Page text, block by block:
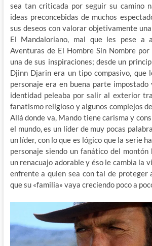
sea tan criticada por seguir su camino
ideas preconcebidas de muchos
sus deseos con valorar objetivamente
El Mandaloriano, mal que les pese a
Aventuras de El Hombre Sin Nombre por
una de sus inspiraciones; desde un
Djinn Djarin era un tipo compasivo, que
personaje era en buena parte impostado
identidad peleaba por salir al exterior
fanatismo religioso y algunos complejos
Allá donde va, Mando tiene carisma y
el mundo, es un líder de muy pocas
un líder, con lo que es lógico que la serie
personaje siendo un fanático del montón
un renacuajo adorable y éso le cambia la
enfrente a quien sea con tal de proteger
que su «familia» vaya creciendo poco a